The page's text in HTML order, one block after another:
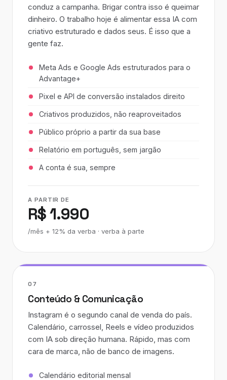
conduz a campanha. Brigar contra isso é queimar
dinheiro. O trabalho hoje é alimentar essa IA com
criativo estruturado e dados seus. É isso que a
gente faz.
Meta Ads e Google Ads estruturados para o
Advantage+
Pixel e API de conversão instalados direito
Criativos produzidos, não reaproveitados
Público próprio a partir da sua base
Relatório em português, sem jargão
A conta é sua, sempre
A PARTIR DE
R$ 1.990
/mês + 12% da verba · verba à parte
07
Conteúdo & Comunicação
Instagram é o segundo canal de venda do país.
Calendário, carrossel, Reels e vídeo produzidos
com IA sob direção humana. Rápido, mas com
cara de marca, não de banco de imagens.
Calendário editorial mensal